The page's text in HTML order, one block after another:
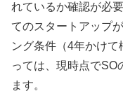
れているか確認が必
てのスタートアップ
ング条件（4年かけ
っては、現時点でSO
ます。